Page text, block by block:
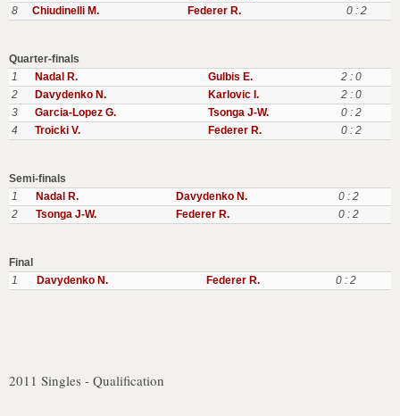
8
Chiudinelli M. Federer R. 0 : 2
Quarter-finals
1
Nadal R. Gulbis E.
2 : 0
2
Davydenko N. Karlovic I.
2 : 0
3
Garcia-Lopez G. Tsonga J-W.
0 : 2
4
Troicki V. Federer R. 0 : 2
Semi-finals
1
Nadal R. Davydenko N.
0 : 2
2
Tsonga J-W. Federer R. 0 : 2
Final
1
Davydenko N. Federer R. 0 : 2
2011 Singles - Qualification